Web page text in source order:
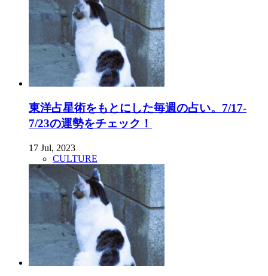
東洋占星術をもとにした毎週の占い。7/17-
7/23の運勢をチェック！
17 Jul, 2023
CULTURE